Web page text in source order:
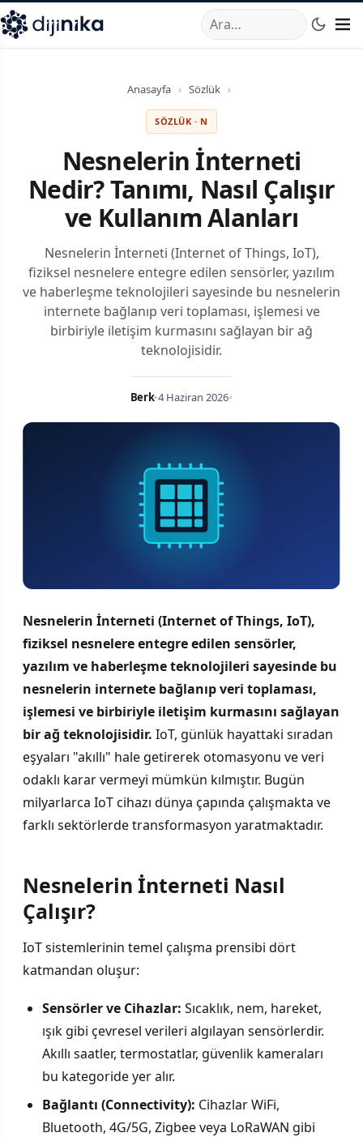
,Marmara Mahallesi,Beylikdüzü34520TRTelefon:0850
Anasayfa › Sözlük ›
SÖZLÜK · N
Nesnelerin İnterneti
Nedir? Tanımı, Nasıl Çalışır
ve Kullanım Alanları
Nesnelerin İnterneti (Internet of Things, IoT),
fiziksel nesnelere entegre edilen sensörler, yazılım
ve haberleşme teknolojileri sayesinde bu nesnelerin
internete bağlanıp veri toplaması, işlemesi ve
birbiriyle iletişim kurmasını sağlayan bir ağ
teknolojisidir.
Berk•4 Haziran 2026•
Nesnelerin İnterneti (Internet of Things, IoT),
fiziksel nesnelere entegre edilen sensörler,
yazılım ve haberleşme teknolojileri sayesinde bu
nesnelerin internete bağlanıp veri toplaması,
işlemesi ve birbiriyle iletişim kurmasını sağlayan
bir ağ teknolojisidir. IoT, günlük hayattaki sıradan
eşyaları "akıllı" hale getirerek otomasyonu ve veri
odaklı karar vermeyi mümkün kılmıştır. Bugün
milyarlarca IoT cihazı dünya çapında çalışmakta ve
farklı sektörlerde transformasyon yaratmaktadır.
Nesnelerin İnterneti Nasıl
Çalışır?
IoT sistemlerinin temel çalışma prensibi dört
katmandan oluşur:
Sensörler ve Cihazlar: Sıcaklık, nem, hareket,
ışık gibi çevresel verileri algılayan sensörlerdir.
Akıllı saatler, termostatlar, güvenlik kameraları
bu kategoride yer alır.
Bağlantı (Connectivity): Cihazlar WiFi,
Bluetooth, 4G/5G, Zigbee veya LoRaWAN gibi